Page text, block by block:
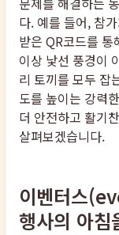
다. 예를 들어, 참
받은 QR코드를
이상 낯선 풍경이
리 토끼를 모두 잡
도를 높이는 강력
더 안전하고 활기
살펴보겠습니다.
이벤터스
행사의 아침